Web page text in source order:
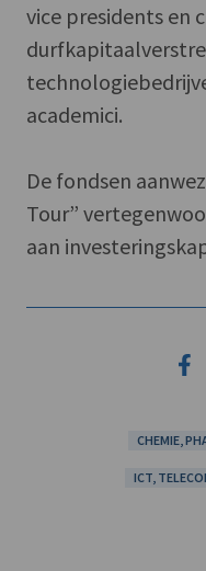
vice presidents en
academici.
De fondsen
Tour”
aan
CHEMIE,
ICT,